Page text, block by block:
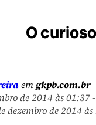
O
emgkpb.com.br
de 2014 às
dezembro de 2014